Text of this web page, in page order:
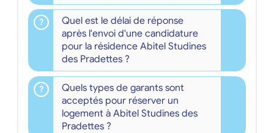
Quel est le délai de réponse
après l'envoi d'une candidature
pour la résidence Abitel Studines
des Pradettes ?
Quels types de garants sont
acceptés pour réserver un
logement à Abitel Studines des
Pradettes ?